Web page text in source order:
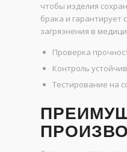
чтобы изделия
брака и гарантирует
загрязнения в
Проверка
Контроль
Тестирование на